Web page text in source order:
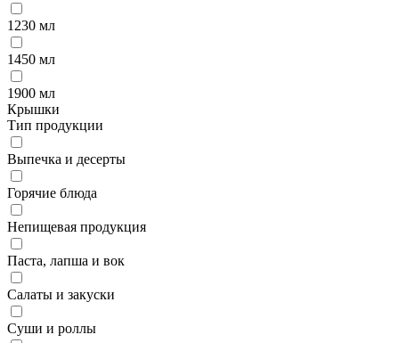
1230 мл
1450 мл
1900 мл
Крышки
Тип продукции
Выпечка и десерты
Горячие блюда
Непищевая продукция
Паста, лапша и вок
Салаты и закуски
Суши и роллы